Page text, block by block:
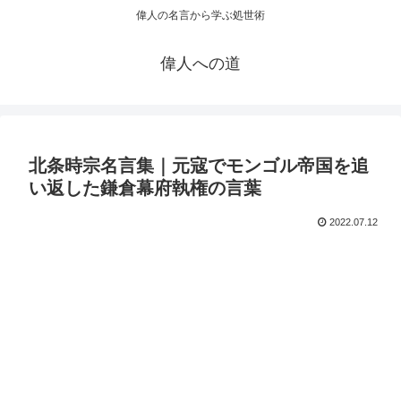
偉人の名言から学ぶ処世術
偉人への道
北条時宗名言集｜元寇でモンゴル帝国を追
い返した鎌倉幕府執権の言葉
2022.07.12